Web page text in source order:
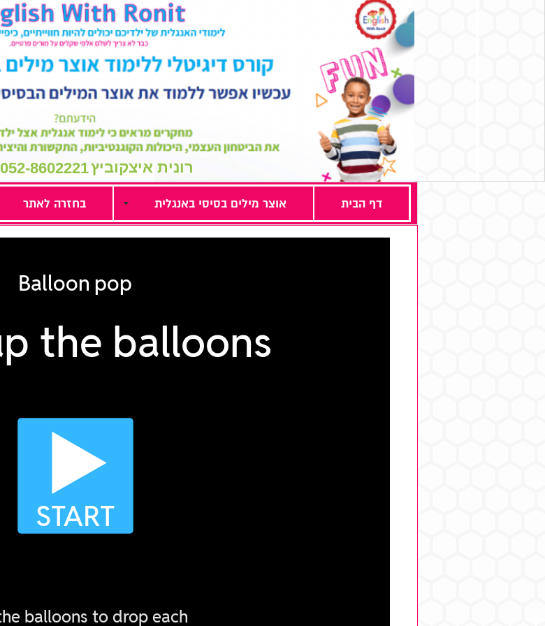
רונית איצקוביץ052-8602221
דף הבית אוצר מילים בסיסי באנגלית בחזרה לאתר